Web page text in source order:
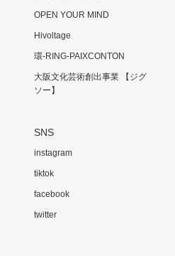
OPEN YOUR MIND
Hivoltage
環-RING-PAIXCONTON
大阪文化芸術創出事業 【ジグ
ソー】
SNS
instagram
tiktok
facebook
twitter